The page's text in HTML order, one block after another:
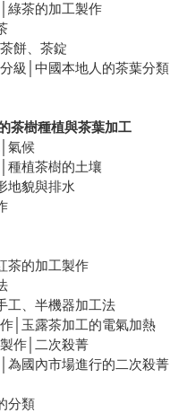
綠茶的加工製作
餅、茶錠
級│中國本地人的茶葉分類
茶樹種植與茶葉加工
氣候
種植茶樹的土壤
地貌與排水
茶的加工製作
工、半機器加工法
│玉露茶加工的電氣加熱
作│二次殺菁
為國內市場進行的二次殺菁
分類